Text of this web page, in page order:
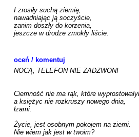
I zrosiły suchą ziemię,
nawadniając ją soczyście,
zanim doszły do korzenia,
jeszcze w drodze zmokły liście.
oceń / komentuj
NOCĄ, TELEFON NIE ZADZWONI
Ciemność nie ma rąk, które
a księżyc nie rozkruszy nowego dnia,
łzami.
Życie, jest osobnym pokojem na ziemi.
Nie wiem jak jest w twoim?